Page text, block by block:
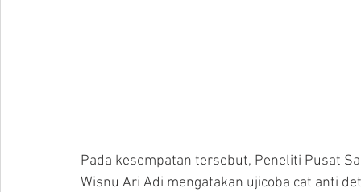
Pada kesempatan tersebut, Peneliti Pusat
Wisnu Ari Adi mengatakan ujicoba cat anti